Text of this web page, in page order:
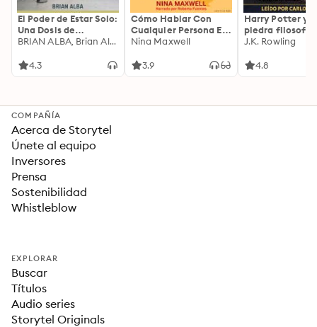
El Poder de Estar Solo:
Una Dosis de
Motivación
Ideas Revolucionarias
BRIAN ALBA, Brian Alba
4.3
Cómo Hablar Con
Cualquier Persona En
Cualquier Lugar Y En
Nina Maxwell
3.9
Harry Potter y
piedra filosofal
J.K. Rowling
4.8
COMPAÑÍA
Acerca de Storytel
Únete al equipo
Inversores
Prensa
Sostenibilidad
Whistleblow
EXPLORAR
Buscar
Títulos
Audio series
Storytel Originals